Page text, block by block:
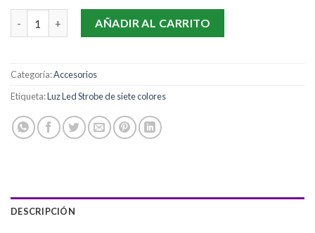
Luz Led Strobe de siete colores cantidad
AÑADIR AL CARRITO
Categoría:Accesorios
Etiqueta:Luz Led Strobe de siete colores
DESCRIPCIÓN